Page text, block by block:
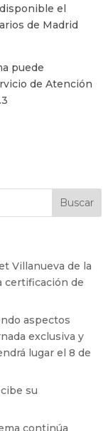
el
de Madrid
puede
de Atención
Villanueva de la
certificación de
aspectos
exclusiva y
lugar el 8 de
su
continúa